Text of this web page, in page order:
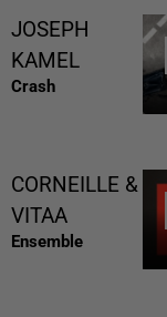
JOSEPH
KAMEL
Crash
CORNEILLE &
VITAA
Ensemble